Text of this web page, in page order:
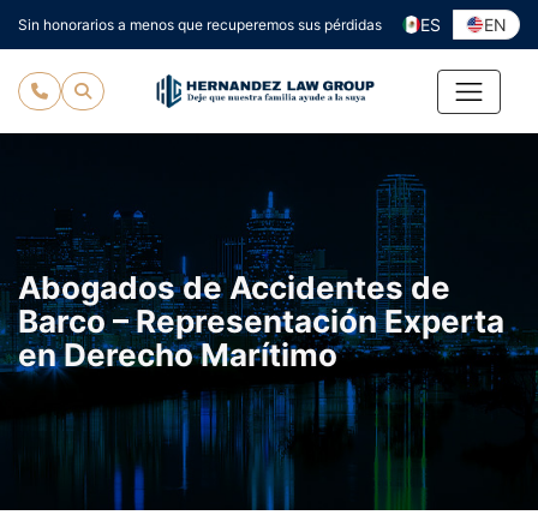
al
contenido
Sin honorarios a menos que recuperemos sus pérdidas ES EN
Abogados de Accidentes de
Barco – Representación Experta
en Derecho Marítimo